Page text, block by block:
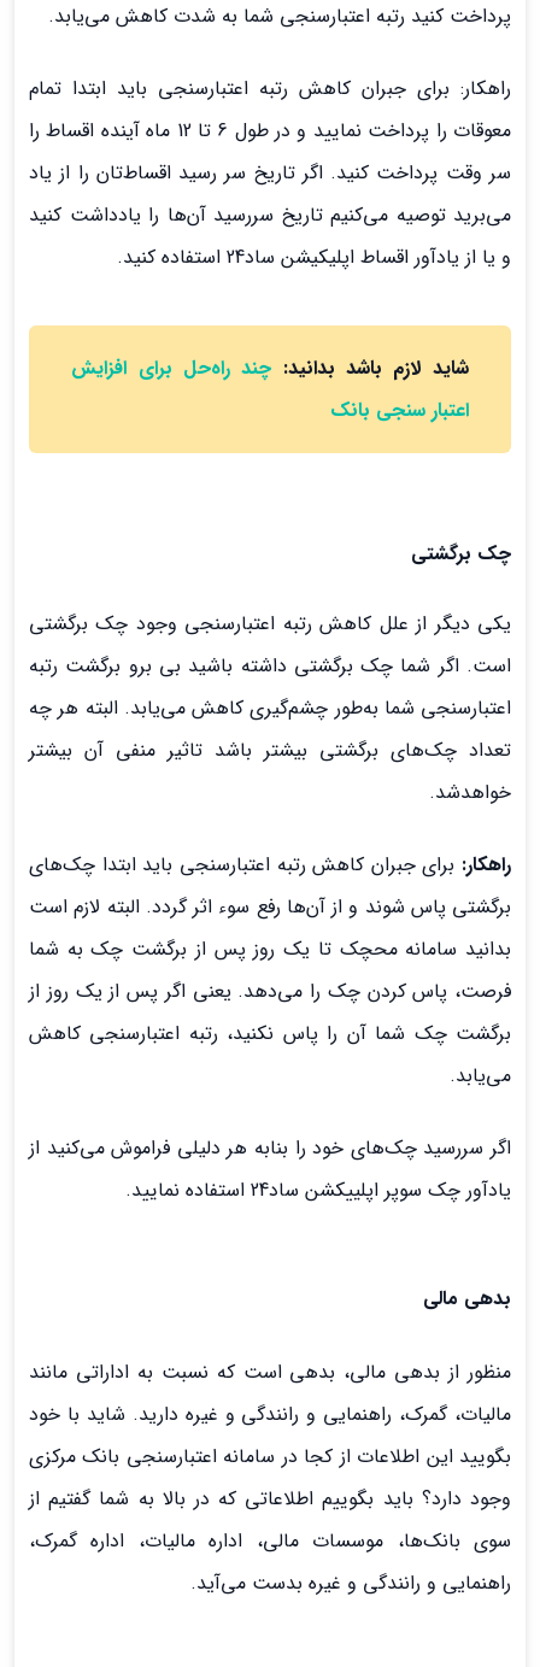
پرداخت کنید رتبه اعتبارسنجی شما به شدت کاهش می‌یابد.
راهکار: برای جبران کاهش رتبه اعتبارسنجی باید ابتدا تمام
معوقات را پرداخت نمایید و در طول 6 تا 12 ماه آینده اقساط را
سر وقت پرداخت کنید. اگر تاریخ سر رسید اقساط‌تان را از یاد
می‌برید توصیه می‌کنیم تاریخ سررسید آن‌ها را یادداشت کنید
و یا از یادآور اقساط اپلیکیشن ساد24 استفاده کنید.
شاید لازم باشد بدانید: چند راه‌حل برای افزایش
اعتبار سنجی بانک
چک برگشتی
یکی دیگر از علل کاهش رتبه اعتبارسنجی وجود چک برگشتی
است. اگر شما چک برگشتی داشته باشید بی برو برگشت رتبه
اعتبارسنجی شما به‌طور چشم‌گیری کاهش می‌یابد. البته هر چه
تعداد چک‌های برگشتی بیشتر باشد تاثیر منفی آن بیشتر
خواهدشد.
راهکار: برای جبران کاهش رتبه اعتبارسنجی باید ابتدا چک‌های
برگشتی پاس شوند و از آن‌ها رفع سوء اثر گردد. البته لازم است
بدانید سامانه محچک تا یک روز پس از برگشت چک به شما
فرصت، پاس کردن چک را می‌دهد. یعنی اگر پس از یک روز از
برگشت چک شما آن را پاس نکنید، رتبه اعتبارسنجی کاهش
می‌یابد.
اگر سررسید چک‌های خود را بنابه هر دلیلی فراموش می‌کنید از
یادآور چک سوپر اپلییکشن ساد24 استفاده نمایید.
بدهی‌ مالی
منظور از بدهی مالی، بدهی است که نسبت به اداراتی مانند
مالیات، گمرک، راهنمایی و رانندگی و غیره دارید. شاید با خود
بگویید این اطلاعات از کجا در سامانه اعتبارسنجی بانک مرکزی
وجود دارد؟ باید بگوییم اطلاعاتی که در بالا به شما گفتیم از
سوی بانک‌ها، موسسات مالی، اداره مالیات، اداره گمرک،
راهنمایی و رانندگی و غیره بدست می‌آید.